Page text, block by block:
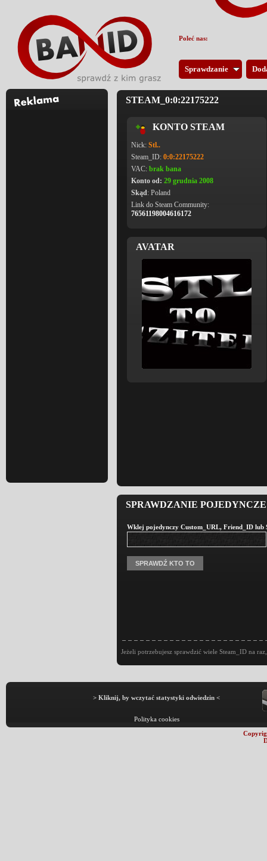
Sprawdzanie
STEAM_0:0:22175222
KONTO STEAM
Nick: Stl..
Steam_ID: 0:0:22175222
VAC: brak bana
Konto od: 29 grudnia 2008
Skąd: Poland
Link do Steam Community:
76561198004616172
AVATAR
SPRAWDZANIE
Wklej pojedynczy Custom_URL, Friend_ID lub
Jeżeli potrzebujesz sprawdzić wiele Steam_ID na
> Kliknij, by wczytać statystyki odwiedzin <
Polityka cookies
Poleć nas: